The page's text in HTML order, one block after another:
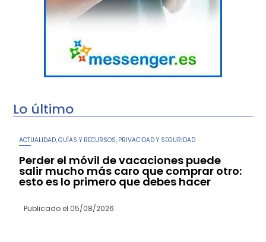
Lo último
ACTUALIDAD ,GUÍAS Y RECURSOS PRIVACIDAD Y SEGURIDAD
Perder el móvil de vacaciones puede
salir mucho más caro que comprar otro:
esto es lo primero que debes hacer
Publicado el 05/08/2026